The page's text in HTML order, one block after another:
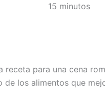
15 minutos
receta para una cena
de los alimentos que